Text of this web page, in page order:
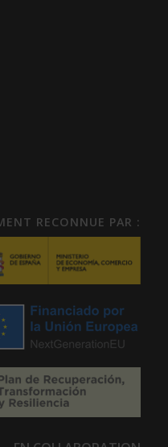
RECONNUE PAR :